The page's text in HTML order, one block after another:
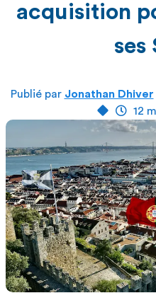
acquisition
ses
Publié par Jonathan Dhiver
12